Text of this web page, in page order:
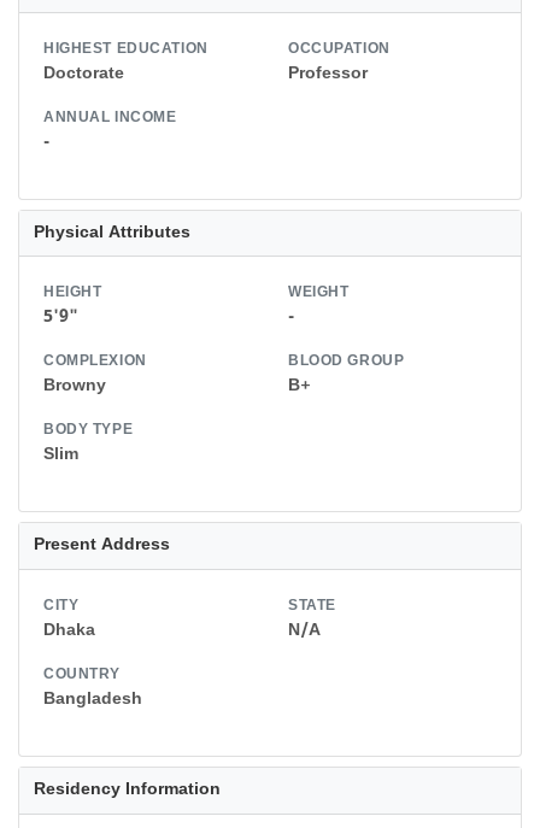
HIGHEST EDUCATION
Doctorate
OCCUPATION
Professor
ANNUAL INCOME
-
Physical Attributes
HEIGHT
5'9"
WEIGHT
-
COMPLEXION
Browny
BLOOD GROUP
B+
BODY TYPE
Slim
Present Address
CITY
Dhaka
STATE
N/A
COUNTRY
Bangladesh
Residency Information